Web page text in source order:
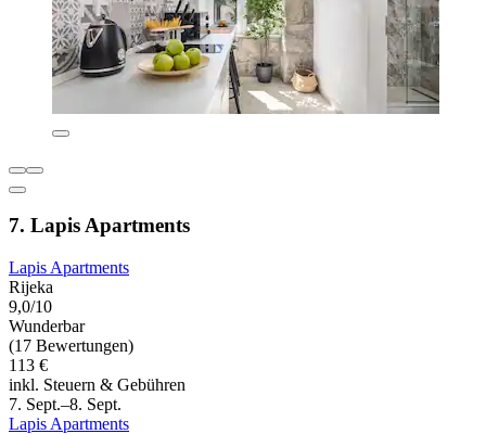
7. Lapis Apartments
Lapis Apartments
Rijeka
9,0/10
Wunderbar
(17 Bewertungen)
113 €
inkl. Steuern & Gebühren
7. Sept.–8. Sept.
Lapis Apartments